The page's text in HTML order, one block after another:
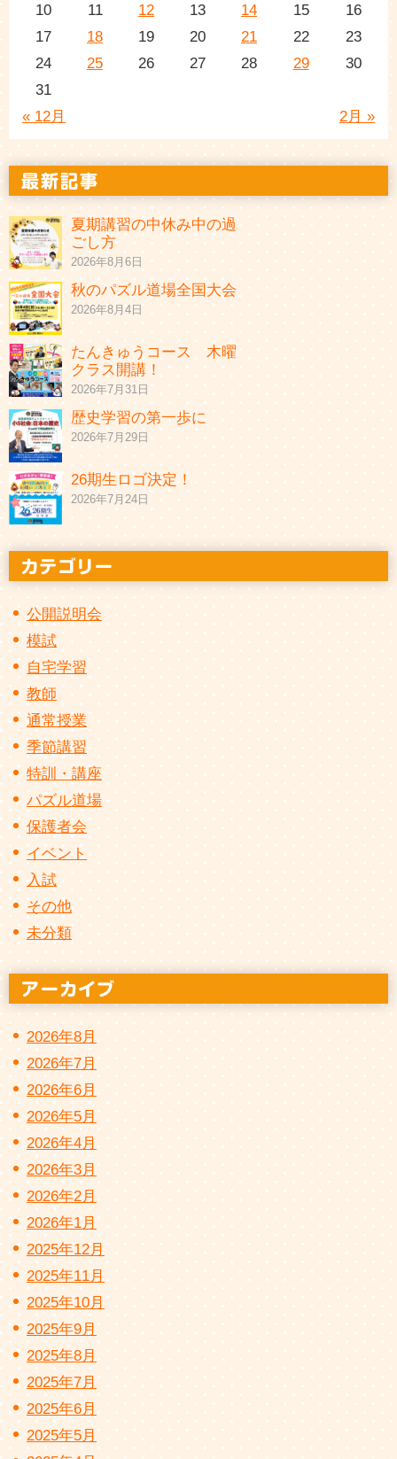
« 12月 2月 »
10
11 12 13 14 15
16
17
18 19 20 21 22
23
24
25 26 27 28 29
30
31
夏期講習の中休み中の過
ごし方
2026年8月6日
秋のパズル道場全国大会
2026年8月4日
たんきゅうコース 木曜
クラス開講！
2026年7月31日
歴史学習の第一歩に
2026年7月29日
26期生ロゴ決定！
2026年7月24日
公開説明会
模試
自宅学習
教師
通常授業
季節講習
特訓・講座
パズル道場
保護者会
イベント
入試
その他
未分類
2026年8月
2026年7月
2026年6月
2026年5月
2026年4月
2026年3月
2026年2月
2026年1月
2025年12月
2025年11月
2025年10月
2025年9月
2025年8月
2025年7月
2025年6月
2025年5月